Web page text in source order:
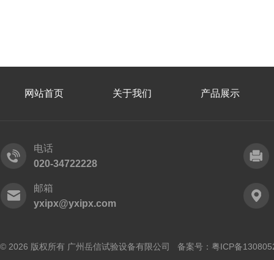
网站首页 关于我们 产品展示
电话
020-34722228
邮箱
yxipx@yxipx.com
© 2026 版权所有 广州岳信试验设备有限公司 备案号： 粤ICP备